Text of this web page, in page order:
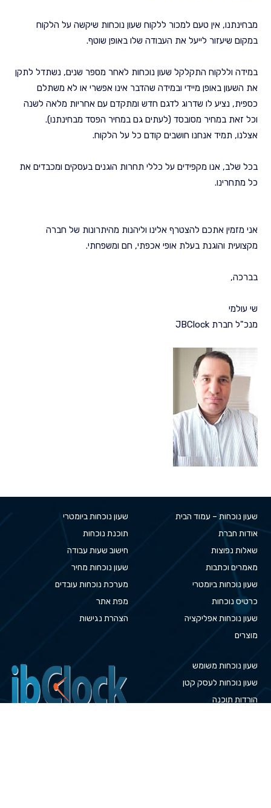
מבחינתנו, אין טעם למכור ללקוח שעון נוכחות שיקשה על הלקוח
במקום שיעזור לייעל את העבודה שלו באופן שוטף.
במידה וללקוח התקלקל שעון נוכחות לאחר מספר שנים, נשתדל לתקן
את השעון באופן מיידי ובמידה שהדבר אינו אפשרי או לא משתלם
כספית, נציע לו שדרוג לדגם חדש ומתקדם עם אחריות מלאה לשנה
וכל זאת במחיר מסובסד (לעתים גם במחיר הפסד מבחינתנו).
אצלנו, תמיד אנחנו חושבים קודם כל על הלקוח.
בכל שלב, אנו מקפידים על כללי תחרות הוגנים בעסקים ומכבדים את
כל מתחרינו.
אני מזמין אתכם להצטרף אלינו וליהנות מהיתרונות של חברה
מקצועית והוגנת בעלת אופי אכפתי, חם ומשפחתי.
בברכה,
שי עולמי
מנכ"ל חברת JBClock
שעון נוכחות – עמוד הבית
אודות חברת
שאלות נפוצות
מאמרים וכתבות
שעון נוכחות ביומטרי
כרטיס נוכחות
שעון נוכחות אפליקציה
מוצרים
שעון נוכחות ביומטרי
תוכנת נוכחות
חישוב שעות עבודה
שעון נוכחות מחיר
מערכת נוכחות עובדים
מפת אתר
הצהרת נגישות
שעון נוכחות משומש
שעון נוכחות לעסק קטן
הורדות תוכנה